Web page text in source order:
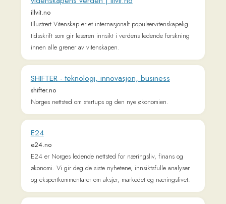
Forsiden - NDLA
ndla.no
Åpne og fritt tilgjengelige ressurser for videregående
opplæring. Utviklet og oppdatert i samarbeid med dyktige
lærere og elever.
Norske Folkeeventyr
folkeeventyr.no
Norske folkeeventyr for barn og voksne
KK.no
www.kk.no
Få en pause i hverdagen gjennom de sakene og temaene du
er opptatt av. Underholdning, mote og engasjement som gir
www.diskusjon.no